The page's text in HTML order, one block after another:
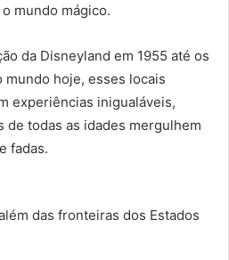
mundo mágico.
da Disneyland em 1955 até os
mundo hoje, esses locais
experiências inigualáveis,
todas as idades mergulhem
fadas.
das fronteiras dos Estados